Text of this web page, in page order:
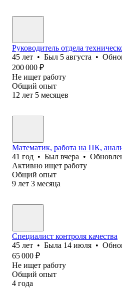
Руководитель отдела
45 лет • Был 5 августа •
200 000 ₽
Не ищет работу
Общий опыт
12 лет 5 месяцев
Математик, работа на ПК,
41 год • Был вчера •
Активно ищет работу
Общий опыт
9 лет 3 месяца
Специалист контроля качества
45 лет • Была 14 июля •
65 000 ₽
Не ищет работу
Общий опыт
4 года